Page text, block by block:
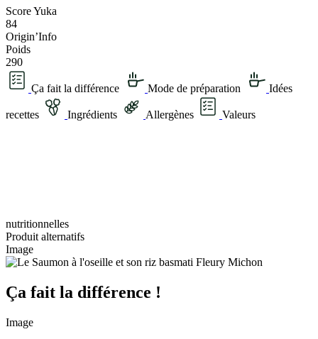
Score Yuka
84
Origin’Info
Poids
290
Ça fait la différence Mode de préparation Idées
recettes Ingrédients Allergènes Valeurs
nutritionnelles
Produit alternatifs
Image
Ça fait la différence !
Image